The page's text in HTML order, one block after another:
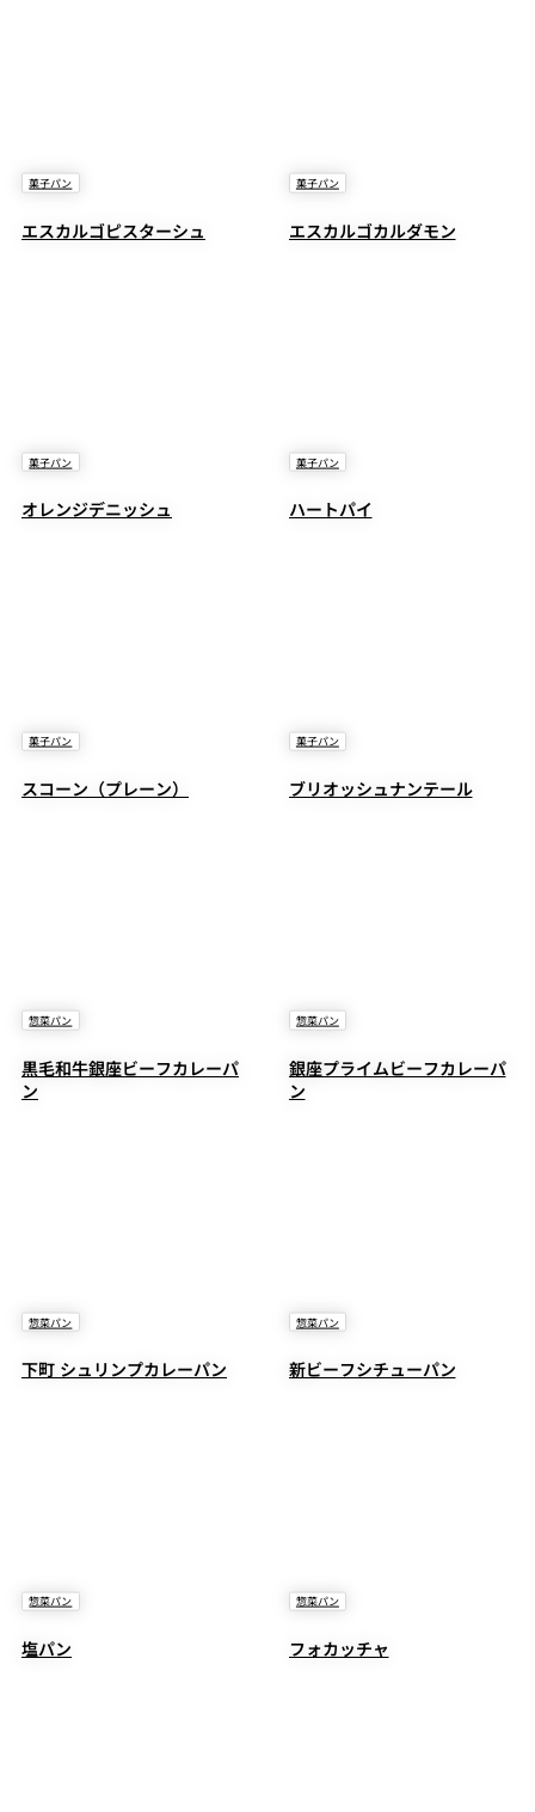
菓子パン
エスカルゴピスターシュ
菓子パン
エスカルゴカルダモン
菓子パン
オレンジデニッシュ
菓子パン
ハートパイ
菓子パン
スコーン（プレーン）
菓子パン
ブリオッシュナンテール
惣菜パン
黒毛和牛銀座ビーフカレーパ
ン
惣菜パン
銀座プライムビーフカレーパ
ン
惣菜パン
下町 シュリンプカレーパン
惣菜パン
新ビーフシチューパン
惣菜パン
塩パン
惣菜パン
フォカッチャ